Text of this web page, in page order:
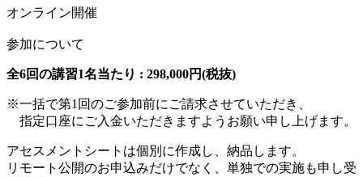
オンライン開催
参加について
全6回の講習1名当たり : 298,000円(税抜)
※一括で第1回のご参加前にご請求させていただき、
指定口座にご入金いただきますようお願い申し上げます。
アセスメントシートは個別に作成し、納品します。
リモート公開のお申込みだけでなく、単独での実施も申し受